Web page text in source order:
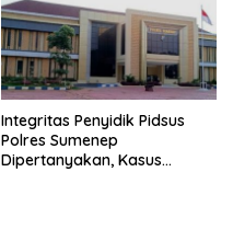
Integritas Penyidik Pidsus
Polres Sumenep
Dipertanyakan, Kasus